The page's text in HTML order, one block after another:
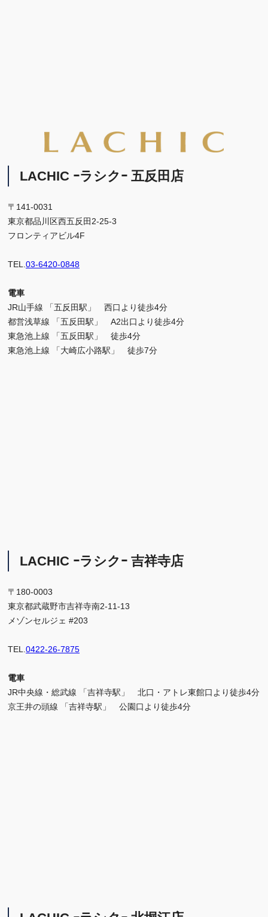
LACHIC ｰラシクｰ 五反田店
〒141-0031
東京都品川区西五反田2-25-3
フロンティアビル4F
TEL. 03-6420-0848
電車
JR山手線 「五反田駅」 西口より徒歩4分
都営浅草線 「五反田駅」 A2出口より徒歩4分
東急池上線 「五反田駅」 徒歩4分
東急池上線 「大崎広小路駅」 徒歩7分
LACHIC ｰラシクｰ 吉祥寺店
〒180-0003
東京都武蔵野市吉祥寺南2-11-13
メゾンセルジェ #203
TEL.0422-26-7875
電車
JR中央線・総武線 「吉祥寺駅」 北口・アトレ東館口より徒歩4分
京王井の頭線 「吉祥寺駅」 公園口より徒歩4分